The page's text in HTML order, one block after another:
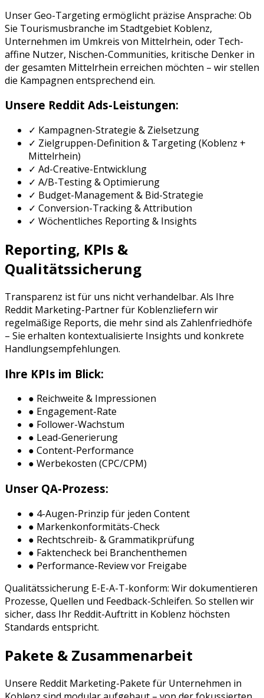
Unser Geo-Targeting ermöglicht präzise Ansprache: Ob
Sie Tourismusbranche im Stadtgebiet Koblenz,
Unternehmen im Umkreis von Mittelrhein, oder Tech-
affine Nutzer, Nischen-Communities, kritische Denker in
der gesamten Mittelrhein erreichen möchten – wir stellen
die Kampagnen entsprechend ein.
Unsere Reddit Ads-Leistungen:
✓ Kampagnen-Strategie & Zielsetzung
✓ Zielgruppen-Definition & Targeting (Koblenz +
Mittelrhein)
✓ Ad-Creative-Entwicklung
✓ A/B-Testing & Optimierung
✓ Budget-Management & Bid-Strategie
✓ Conversion-Tracking & Attribution
✓ Wöchentliches Reporting & Insights
Reporting, KPIs &
Qualitätssicherung
Transparenz ist für uns nicht verhandelbar. Als Ihre
Reddit Marketing-Partner für Koblenzliefern wir
regelmäßige Reports, die mehr sind als Zahlenfriedhöfe
– Sie erhalten kontextualisierte Insights und konkrete
Handlungsempfehlungen.
Ihre KPIs im Blick:
● Reichweite & Impressionen
● Engagement-Rate
● Follower-Wachstum
● Lead-Generierung
● Content-Performance
● Werbekosten (CPC/CPM)
Unser QA-Prozess:
● 4-Augen-Prinzip für jeden Content
● Markenkonformitäts-Check
● Rechtschreib- & Grammatikprüfung
● Faktencheck bei Branchenthemen
● Performance-Review vor Freigabe
Qualitätssicherung E-E-A-T-konform: Wir dokumentieren
Prozesse, Quellen und Feedback-Schleifen. So stellen wir
sicher, dass Ihr Reddit-Auftritt in Koblenz höchsten
Standards entspricht.
Pakete & Zusammenarbeit
Unsere Reddit Marketing-Pakete für Unternehmen in